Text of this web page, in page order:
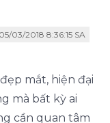
05/03/2018 8:36:15 SA
mắt, hiện đại
mà bất kỳ ai
cần quan tâm